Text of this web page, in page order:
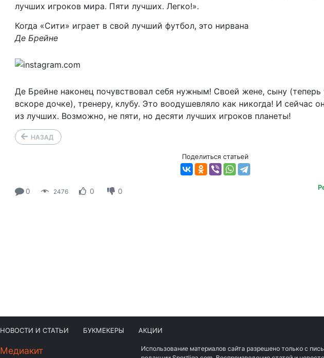
лучших игроков мира. Пяти лучших. Легко!».
Когда «Сити» играет в свой лучший футбол, это нирвана
Де Брейне
Де Брейне наконец почувствовал себя нужным! Своей жене, сыну
вскоре дочке), тренеру, клубу. Это воодушевляло как никогда! И сейчас
из лучших. Возможно, не пяти, но десяти лучших игроков планеты!
НАЗАД
Поделиться статьей
0 2476 0 0
НОВОСТИ И СТАТЬИ БУКМЕКЕРЫ АКЦИИ
Медиакит
Использование материалов сайта разрешено только с